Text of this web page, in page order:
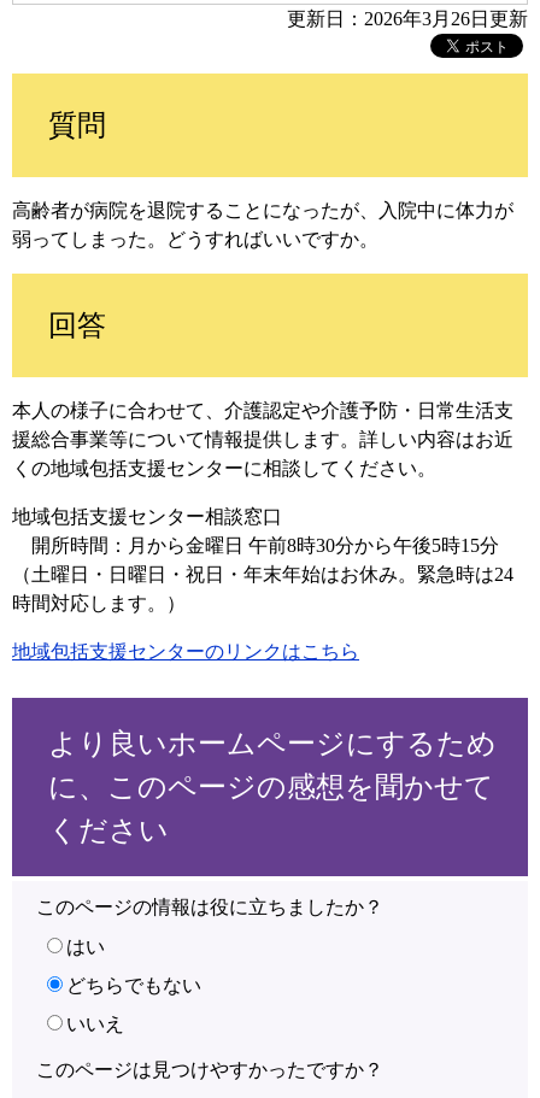
更新日：2026年3月26日更新
質問
高齢者が病院を退院することになったが、入院中に体力が
弱ってしまった。どうすればいいですか。
回答
本人の様子に合わせて、介護認定や介護予防・日常生活支
援総合事業等について情報提供します。詳しい内容はお近
くの地域包括支援センターに相談してください。
地域包括支援センター相談窓口
開所時間：月から金曜日 午前8時30分から午後5時15分
（土曜日・日曜日・祝日・年末年始はお休み。緊急時は24
時間対応します。）
地域包括支援センターのリンクはこちら
より良いホームページにするため
に、このページの感想を聞かせて
ください
このページの情報は役に立ちましたか？
はい
どちらでもない
いいえ
このページは見つけやすかったですか？